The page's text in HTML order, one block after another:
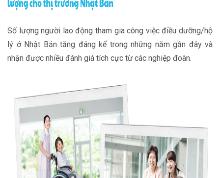
Số lượng người lao động tham gia công việc điều dưỡng/hộ
lý ở Nhật Bản tăng đáng kể trong những năm gần đây và
nhận được nhiều đánh giá tích cực từ các nghiệp đoàn.